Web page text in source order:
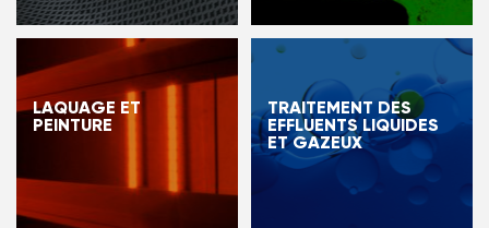
LAQUAGE ET
TRAITEMENT DES
EFFLUENTS LIQUIDES
ET GAZEUX